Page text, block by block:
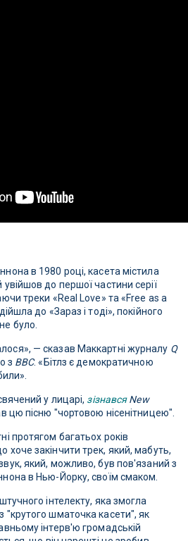
в 1980 році, касета містила
до першої частини серії
треки «Real Love» та «Free as a
до «Зараз і тоді», покійного
було.
— сказав Маккартні журналу Q
з BBC. «Бітлз є демократичною
у лицарі, зізнався New
цю пісню "чортовою нісенітницею".
протягом багатьох років
закінчити трек, який, мабуть,
який, можливо, був пов'язаний з
в Нью-Йорку, своїм смаком.
інтелекту, яка змогла
"крутого шматочка касети", як
інтерв'ю громадській